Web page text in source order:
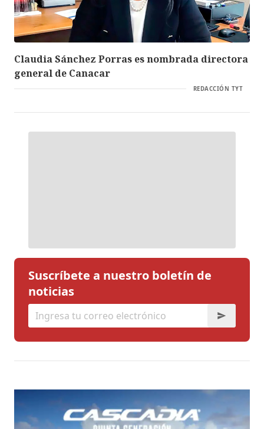
Claudia Sánchez Porras es nombrada directora
general de Canacar
REDACCIÓN TYT
Suscríbete a nuestro boletín de
noticias